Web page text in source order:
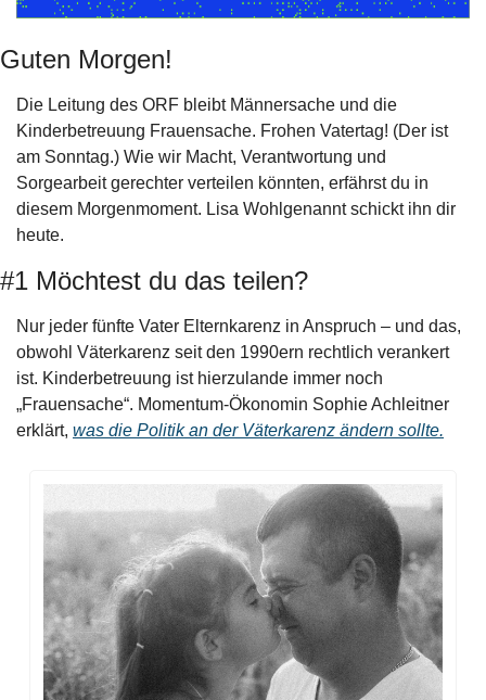
Guten Morgen!
Die Leitung des ORF bleibt Männersache und die
Kinderbetreuung Frauensache. Frohen Vatertag! (Der ist
am Sonntag.) Wie wir Macht, Verantwortung und
Sorgearbeit gerechter verteilen könnten, erfährst du in
diesem Morgenmoment. Lisa Wohlgenannt schickt ihn dir
heute.
#1 Möchtest du das teilen?
Nur jeder fünfte Vater Elternkarenz in Anspruch – und das,
obwohl Väterkarenz seit den 1990ern rechtlich verankert
ist. Kinderbetreuung ist hierzulande immer noch
„Frauensache“. Momentum-Ökonomin Sophie Achleitner
erklärt, was die Politik an der Väterkarenz ändern sollte.